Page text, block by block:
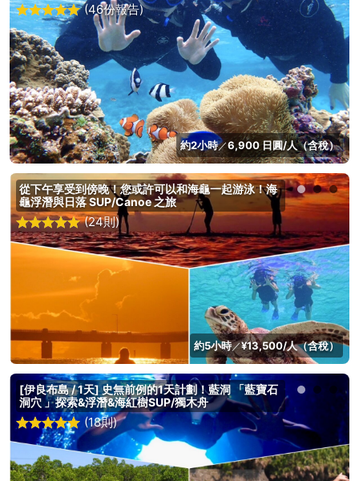
(46份報告)
約2小時／6,900 日圓/人（含稅）
從下午享受到傍晚！您或許可以和海龜一起游泳！海
龜浮潛與日落 SUP/Canoe 之旅
(24則)
約5小時／¥13,500/人（含稅）
[伊良布島 / 1天] 史無前例的1天計劃！藍洞 「藍寶石
洞穴 」探索&浮潛&海紅樹SUP/獨木舟
(18則)